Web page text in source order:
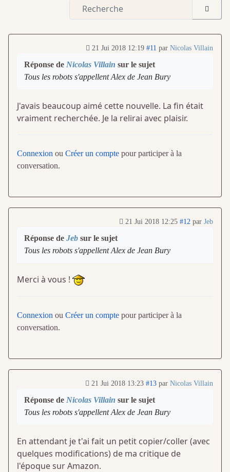
21 Jui 2018 12:19 #11 par Nicolas Villain
Réponse de Nicolas Villain sur le sujet
Tous les robots s'appellent Alex de Jean Bury
J'avais beaucoup aimé cette nouvelle. La fin était
vraiment recherchée. Je la relirai avec plaisir.
Connexion ou Créer un compte pour participer à la
conversation.
21 Jui 2018 12:25 #12 par Jeb
Réponse de Jeb sur le sujet
Tous les robots s'appellent Alex de Jean Bury
Merci à vous !
Connexion ou Créer un compte pour participer à la
conversation.
21 Jui 2018 13:23 #13 par Nicolas Villain
Réponse de Nicolas Villain sur le sujet
Tous les robots s'appellent Alex de Jean Bury
En attendant je t'ai fait un petit copier/coller (avec
quelques modifications) de ma critique de
l'époque sur Amazon.